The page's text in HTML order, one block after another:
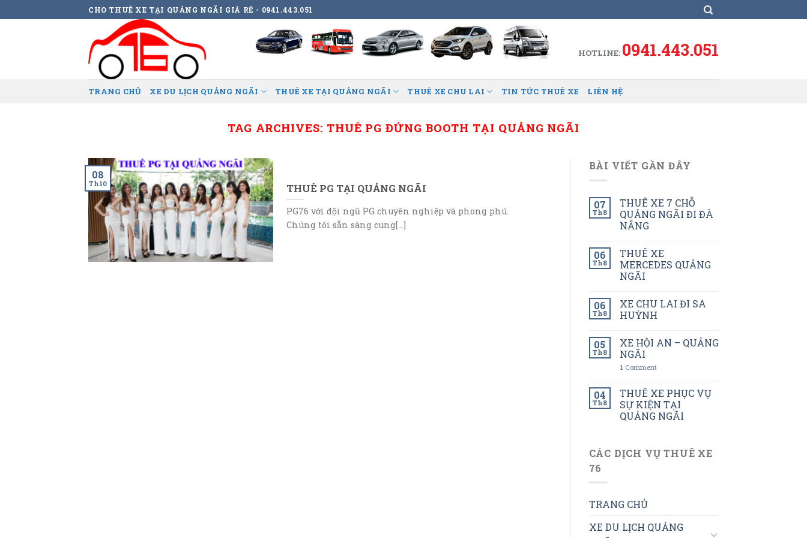
to
CHO THUÊ XE TẠI QUẢNG NGÃI GIÁ RẺ - 0941.443.051
HOTLINE: 0941.443.051
TRANG CHỦ XE DU LỊCH QUẢNG NGÃI THUÊ XE TẠI QUẢNG NGÃI THUÊ XE CHU LAI TIN TỨC THUÊ XE LIÊN HỆ
TAG ARCHIVES: THUÊ PG ĐỨNG BOOTH TẠI QUẢNG NGÃI
THUÊ PG TẠI QUẢNG NGÃI
PG76 với đội ngũ PG chuyên nghiệp và phong phú.
Chúng tôi sẵn sàng cung[...]
08
Th10
BÀI VIẾT GẦN ĐÂY
07
Th8
THUÊ XE 7 CHỖ
QUẢNG NGÃI ĐI ĐÀ
NẴNG
06
Th8
THUÊ XE
MERCEDES QUẢNG
NGÃI
06
Th8
XE CHU LAI ĐI SA
HUỲNH
05
Th8
XE HỘI AN – QUẢNG
NGÃI
1 Comment
04
Th8
THUÊ XE PHỤC VỤ
SỰ KIỆN TẠI
QUẢNG NGÃI
CÁC DỊCH VỤ THUÊ XE
76
TRANG CHỦ
XE DU LỊCH QUẢNG